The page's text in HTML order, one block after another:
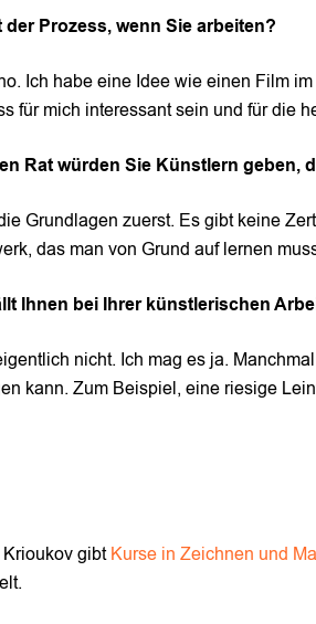
der Prozess, wenn Sie arbeiten?
Ich habe eine Idee wie einen Film
für mich interessant sein und für die
Rat würden Sie Künstlern geben,
Grundlagen zuerst. Es gibt keine
das man von Grund auf lernen
Ihnen bei Ihrer künstlerischen
nicht. Ich mag es ja.
kann. Zum Beispiel, eine riesige
gibtKurse in Zeichnen und